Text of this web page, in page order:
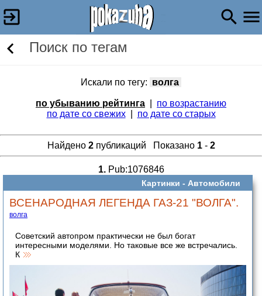
Поиск по тегам
Искали по тегу: волга
по убыванию рейтинга
по возрастанию
по дате со свежих| по дате со старых
Найдено 2публикаций Показано 1- 2
1.Pub:1076846
Картинки - Автомобили
ВСЕНАРОДНАЯ ЛЕГЕНДА ГАЗ-21 "ВОЛГА".
волга
Советский автопром практически не был богат
интересными моделями. Но таковые все же встречались.
К